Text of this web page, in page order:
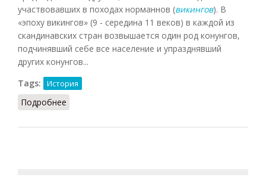
участвовавших в походах норманнов (викингов). В
«эпоху викингов» (9 - середина 11 веков) в каждой из
скандинавских стран возвышается один род конунгов,
подчинявший себе все население и упразднявший
других конунгов...
Tags:
История
Подробнее